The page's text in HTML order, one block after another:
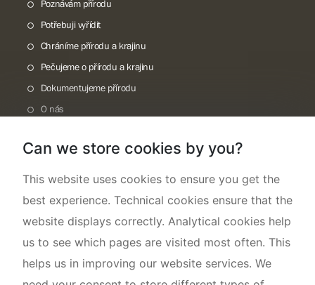
Poznávám přírodu
Potřebuji vyřídit
Chráníme přírodu a krajinu
Pečujeme o přírodu a krajinu
Dokumentujeme přírodu
O nás
Can we store cookies by you?
This website uses cookies to ensure you get the
best experience. Technical cookies ensure that the
website displays correctly. Analytical cookies help
us to see which pages are visited most often. This
helps us in improving our website services. We